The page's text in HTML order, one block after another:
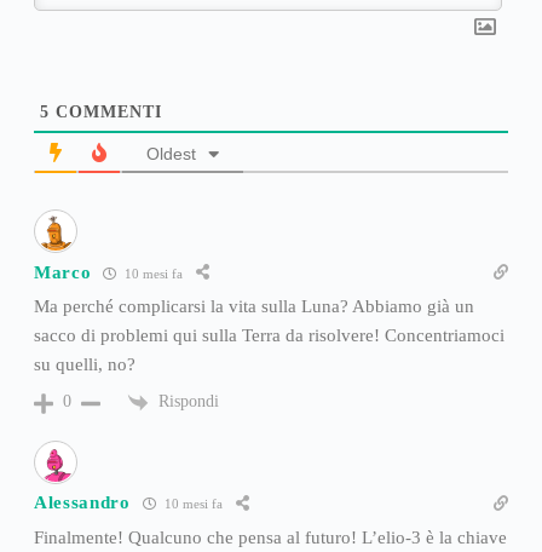
5 COMMENTI
Oldest
Marco 10 mesi fa
Ma perché complicarsi la vita sulla Luna? Abbiamo già un
sacco di problemi qui sulla Terra da risolvere! Concentriamoci
su quelli, no?
0 Rispondi
Alessandro 10 mesi fa
Finalmente! Qualcuno che pensa al futuro! L’elio-3 è la chiave